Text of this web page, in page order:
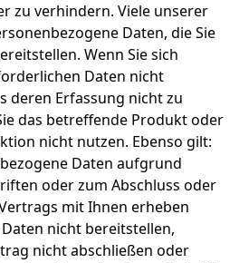
zu verhindern. Viele unserer
Daten, die Sie
Wenn Sie sich
Daten nicht
deren Erfassung nicht zu
das betreffende Produkt oder
nicht nutzen. Ebenso gilt:
Daten aufgrund
oder zum Abschluss oder
mit Ihnen erheben
nicht bereitstellen,
nicht abschließen oder